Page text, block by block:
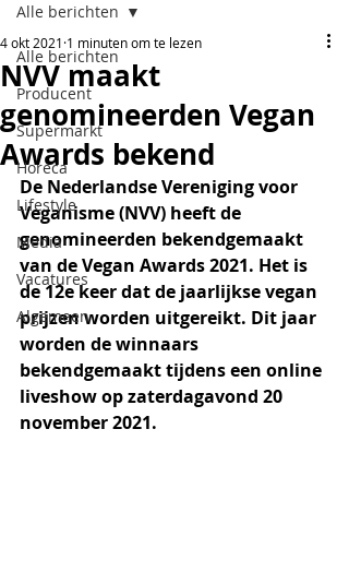
Alle berichten
Producent
Supermarkt
Horeca
Lifestyle
Media
Vacatures
Algemeen
Alle berichten
NVV maakt
genomineerden Vegan
Awards bekend
4 okt 2021 1 minuten om te lezen
De Nederlandse Vereniging voor
Veganisme (NVV) heeft de
genomineerden bekendgemaakt
van de Vegan Awards 2021. Het is
de 12e keer dat de jaarlijkse vegan
prijzen worden uitgereikt. Dit jaar
worden de winnaars
bekendgemaakt tijdens een online
liveshow op zaterdagavond 20
november 2021.